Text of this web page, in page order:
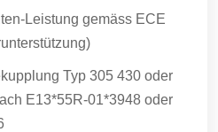
Leistung gemäss ECE
Typ 305 430 oder
E13*55R-01*3948 oder